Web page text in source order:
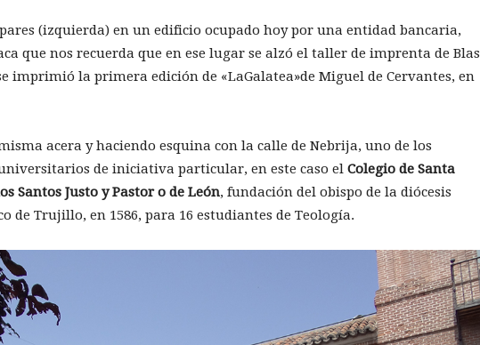
(izquierda) en un edificio ocupado hoy por una entidad bancaria,
que nos recuerda que en ese lugar se alzó el taller de imprenta de Blas
imprimió la primera edición de «LaGalatea»de Miguel de Cervantes, en
acera y haciendo esquina con la calle de Nebrija, uno de los
de iniciativa particular, en este caso el Colegio de Santa
Santos Justo y Pastor o de León, fundación del obispo de la diócesis
de Trujillo, en 1586, para 16 estudiantes de Teología.